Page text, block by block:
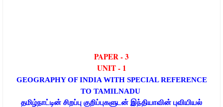
PAPER - 3
UNIT - 1
GEOGRAPHY OF INDIA WITH SPECIAL REFERENCE
TO TAMILNADU
தமிழ்நாட்டின் சிறப்பு குறிப்புகளுடன் இந்தியாவின் புவியியல்